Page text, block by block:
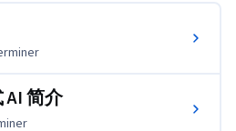
简介